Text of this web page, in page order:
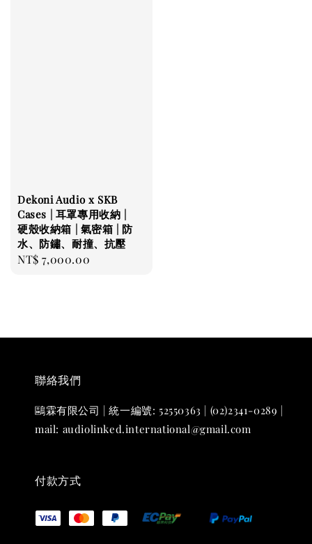
Dekoni Audio x SKB
Cases | 耳罩專用收納 |
硬殼收納箱 | 氣密箱 | 防
水、防鏽、耐撞、抗壓
Regular
NT$ 7,000.00
聯絡我們
鷗霖有限公司 | 統一編號: 52550363 | (02)2341-0289 |
mail: audiolinked.international@gmail.com
付款方式